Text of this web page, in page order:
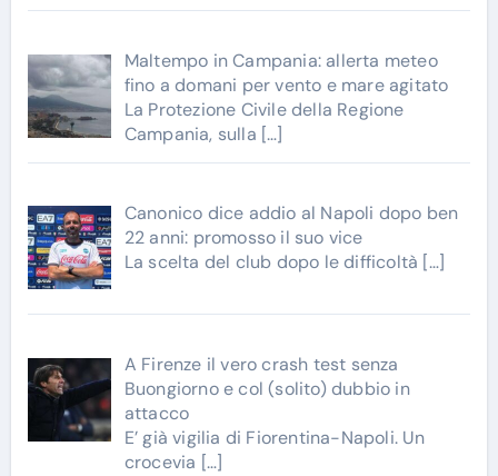
Maltempo in Campania: allerta meteo
fino a domani per vento e mare agitato
La Protezione Civile della Regione
Campania, sulla […]
Canonico dice addio al Napoli dopo ben
22 anni: promosso il suo vice
La scelta del club dopo le difficoltà […]
A Firenze il vero crash test senza
Buongiorno e col (solito) dubbio in
attacco
E’ già vigilia di Fiorentina-Napoli. Un
crocevia […]